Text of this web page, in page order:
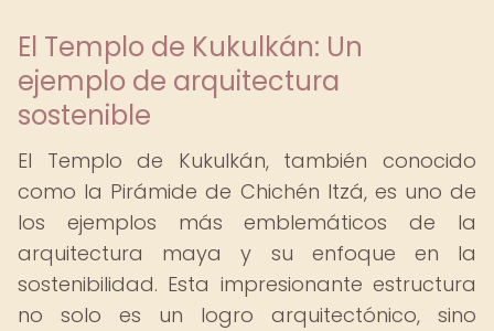
El Templo de Kukulkán: Un
ejemplo de arquitectura
sostenible
El Templo de Kukulkán, también conocido
como la Pirámide de Chichén Itzá, es uno de
los ejemplos más emblemáticos de la
arquitectura maya y su enfoque en la
sostenibilidad. Esta impresionante estructura
no solo es un logro arquitectónico, sino